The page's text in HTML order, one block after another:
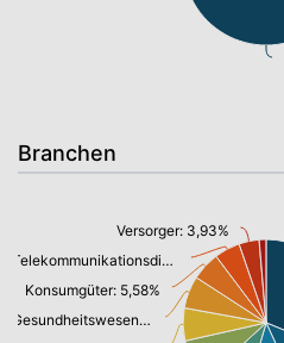
Branchen
Gesundheitswesen: 6,29%
Konsumgüter: 5,58%
Telekommunikationsdienste, Breitband Internet: 5,01%
Versorger: 3,93%